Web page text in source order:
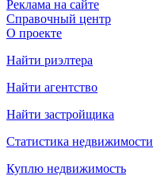
Реклама на сайте
Справочный центр
О проекте
Найти риэлтера
Найти агентство
Найти застройщика
Статистика недвижимости
Куплю недвижимость